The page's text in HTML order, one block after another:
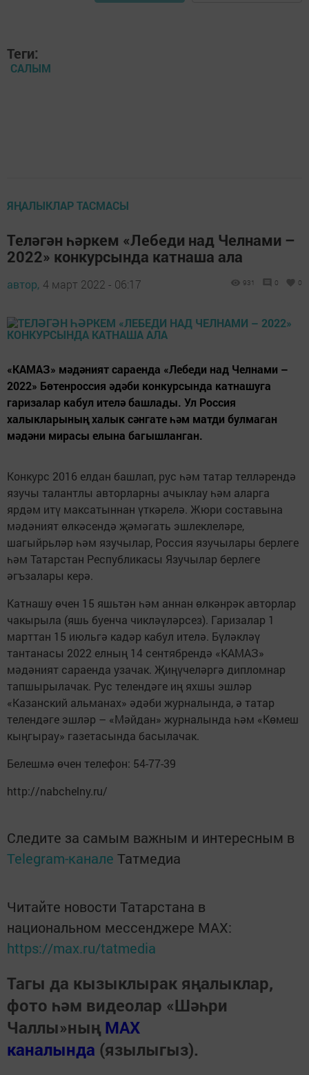
Теги:
САЛЫМ
ЯҢАЛЫКЛАР ТАСМАСЫ
Теләгән һәркем «Лебеди над Челнами –
2022» конкурсында катнаша ала
автор, 4 март 2022 - 06:17 931 0 0
«КАМАЗ» мәдәният сараенда «Лебеди над Челнами –
2022» Бөтенроссия әдәби конкурсында катнашуга
гаризалар кабул ителә башлады. Ул Россия
халыкларының халык сәнгате һәм матди булмаган
мәдәни мирасы елына багышланган.
Конкурс 2016 елдан башлап, рус һәм татар телләрендә
язучы талантлы авторларны ачыклау һәм аларга
ярдәм итү максатыннан үткәрелә. Жюри составына
мәдәният өлкәсендә җәмәгать эшлеклеләре,
шагыйрьләр һәм язучылар, Россия язучылары берлеге
һәм Татарстан Республикасы Язучылар берлеге
әгъзалары керә.
Катнашу өчен 15 яшьтән һәм аннан өлкәнрәк авторлар
чакырыла (яшь буенча чикләүләрсез). Гаризалар 1
марттан 15 июльгә кадәр кабул ителә. Бүләкләү
тантанасы 2022 елның 14 сентябрендә «КАМАЗ»
мәдәният сараенда узачак. Җиңүчеләргә дипломнар
тапшырылачак. Рус телендәге иң яхшы эшләр
«Казанский альманах» әдәби журналында, ә татар
телендәге эшләр – «Мәйдан» журналында һәм «Көмеш
кыңгырау» газетасында басылачак.
Белешмә өчен телефон: 54-77-39
http://nabchelny.ru/
Следите за самым важным и интересным в
Telegram-канале Татмедиа
Читайте новости Татарстана в
национальном мессенджере MАХ:
https://max.ru/tatmedia
Тагы да кызыклырак яңалыклар,
фото һәм видеолар «Шәһри
Чаллы»ның MAX
каналында (язылыгыз).